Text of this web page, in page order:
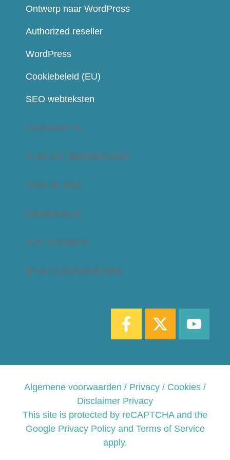
Ontwerp naar WordPress
Authorized reseller
WordPress
Cookiebeleid (EU)
SEO webteksten
Oudevaart 71
1749 CH Warmenhuizen
0226 39 5582
info@dodo.nl
KVK 37069678
BTW NL002064367B53
Algemene voorwaarden / Privacy / Cookies /
Disclaimer Privacy
This site is protected by reCAPTCHA and the
Google Privacy Policy and Terms of Service
apply.